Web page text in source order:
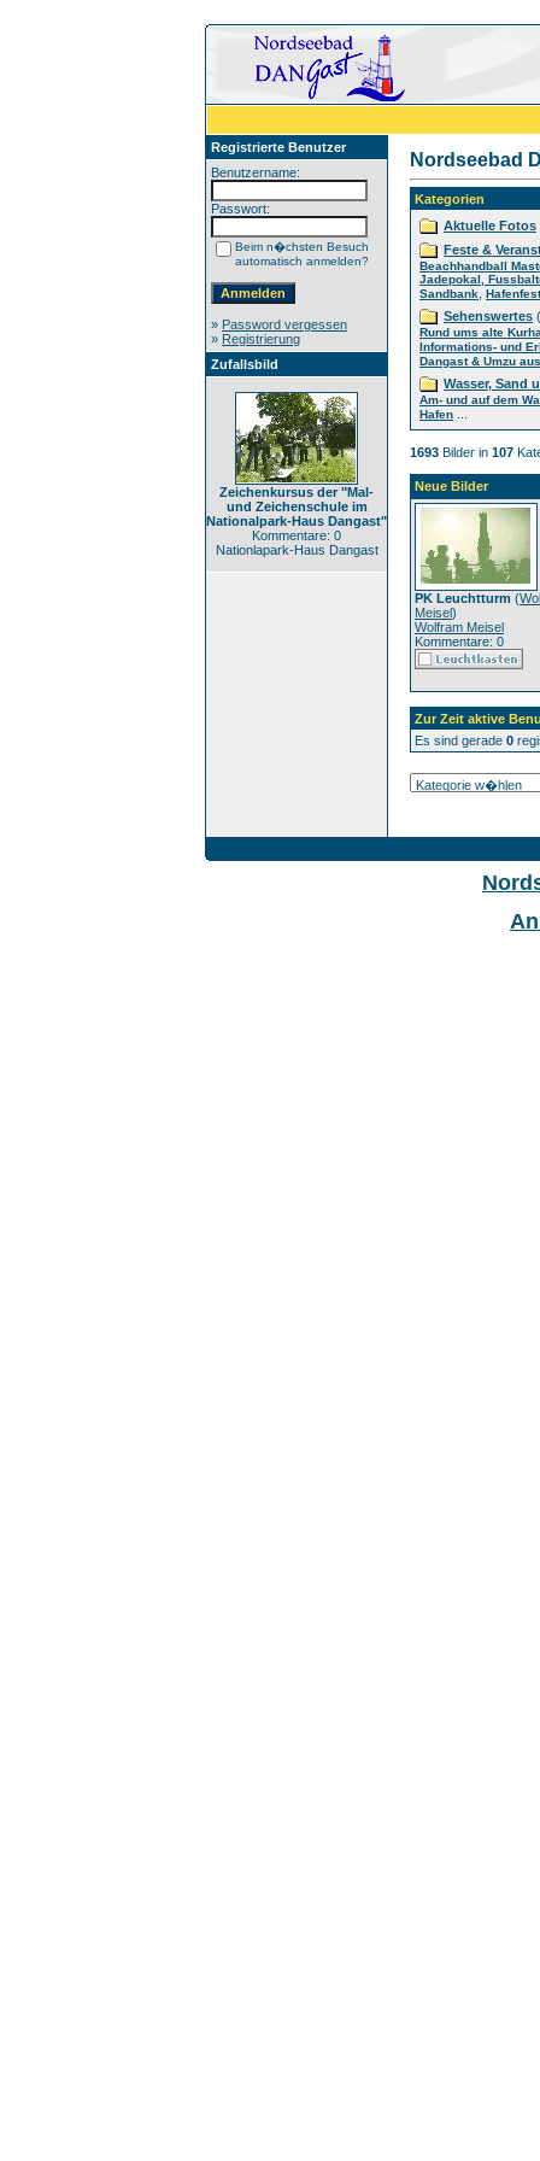
Registrierte Benutzer
Benutzername:
Passwort:
Beim n�chsten Besuch
automatisch anmelden?
» Password vergessen
» Registrierung
Zufallsbild
Zeichenkursus der "Mal-
und Zeichenschule im
Nationalpark-Haus Dangast"
Kommentare: 0
Nationlapark-Haus Dangast
Nordseebad
Kategorien
Aktuelle Fotos
Feste &
Beachhandball
Jadepokal,
Sandbank
Sehenswertes
Rund ums alte
Informations- und
Dangast & Umzu
Wasser, Sand
Am- und auf dem
Hafen
1693 Bilder in 107
Neue Bilder
PK Leuchtturm (
Meisel)
Wolfram Meisel
Kommentare: 0
Zur Zeit aktive
Es sind gerade 0